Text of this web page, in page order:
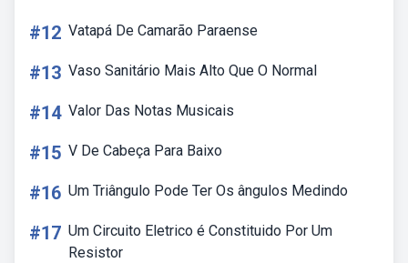
#12 Vatapá De Camarão Paraense
#13 Vaso Sanitário Mais Alto Que O Normal
#14 Valor Das Notas Musicais
#15 V De Cabeça Para Baixo
#16 Um Triângulo Pode Ter Os ângulos Medindo
#17 Um Circuito Eletrico é Constituido Por Um
Resistor